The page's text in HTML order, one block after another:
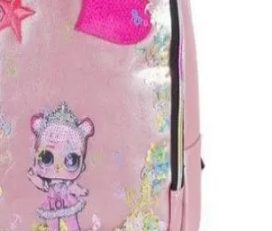
Quick View
ΓΥΝΑΙΚΕΙΑ
Σακίδιο Lovedoll παιδικό